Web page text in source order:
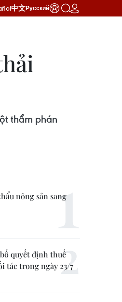
中文Русский
thẩm phán
nông sản sang
quyết định thuế
tác trong ngày 23/7